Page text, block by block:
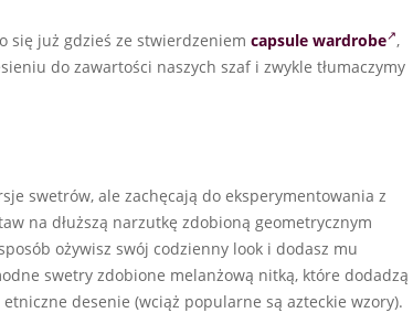
się już gdzieś ze stwierdzeniem capsule wardrobe ,
do zawartości naszych szaf i zwykle tłumaczymy
swetrów, ale zachęcają do eksperymentowania z
na dłuższą narzutkę zdobioną geometrycznym
ożywisz swój codzienny look i dodasz mu
swetry zdobione melanżową nitką, które dodadzą
desenie (wciąż popularne są azteckie wzory).